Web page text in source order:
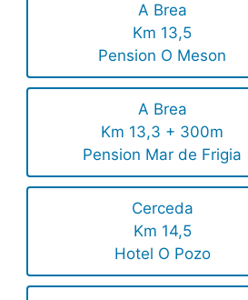
A Brea
Km 13,5
Pension O Meson
A Brea
Km 13,3 + 300m
Pension Mar de Frigia
Cerceda
Km 14,5
Hotel O Pozo